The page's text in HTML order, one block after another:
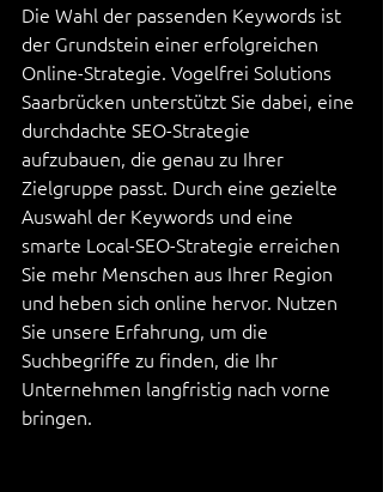
Die Wahl der passenden Keywords ist
der Grundstein einer erfolgreichen
Online-Strategie. Vogelfrei Solutions
Saarbrücken unterstützt Sie dabei, eine
durchdachte SEO-Strategie
aufzubauen, die genau zu Ihrer
Zielgruppe passt. Durch eine gezielte
Auswahl der Keywords und eine
smarte Local-SEO-Strategie erreichen
Sie mehr Menschen aus Ihrer Region
und heben sich online hervor. Nutzen
Sie unsere Erfahrung, um die
Suchbegriffe zu finden, die Ihr
Unternehmen langfristig nach vorne
bringen.